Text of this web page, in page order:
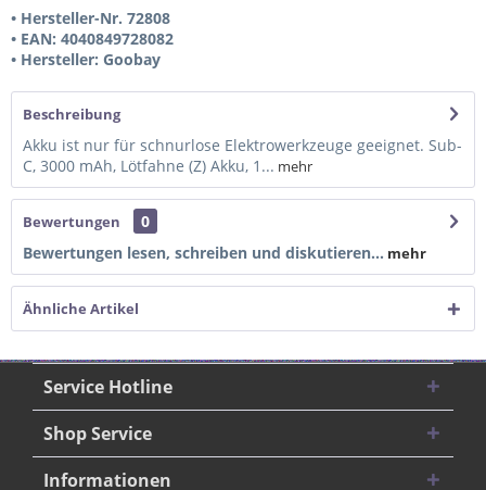
• Hersteller-Nr. 72808
• EAN: 4040849728082
• Hersteller: Goobay
Beschreibung
Akku ist nur für schnurlose Elektrowerkzeuge geeignet. Sub-
C, 3000 mAh, Lötfahne (Z) Akku, 1... mehr
Bewertungen
0
Bewertungen lesen, schreiben und diskutieren... mehr
Ähnliche Artikel
Service Hotline
Shop Service
Informationen